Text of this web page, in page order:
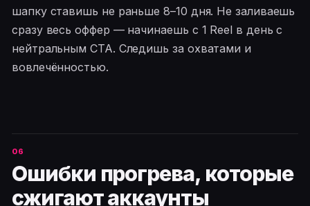
шапку ставишь не раньше 8–10 дня. Не заливаешь
сразу весь оффер — начинаешь с 1 Reel в день с
нейтральным CTA. Следишь за охватами и
вовлечённостью.
Ошибки прогрева, которые
сжигают аккаунты